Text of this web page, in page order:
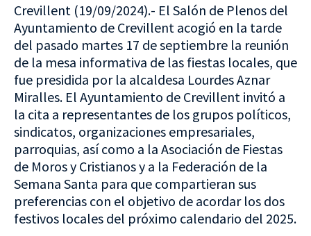
Crevillent (19/09/2024).- El Salón de Plenos del
Ayuntamiento de Crevillent acogió en la tarde
del pasado martes 17 de septiembre la reunión
de la mesa informativa de las fiestas locales, que
fue presidida por la alcaldesa Lourdes Aznar
Miralles. El Ayuntamiento de Crevillent invitó a
la cita a representantes de los grupos políticos,
sindicatos, organizaciones empresariales,
parroquias, así como a la Asociación de Fiestas
de Moros y Cristianos y a la Federación de la
Semana Santa para que compartieran sus
preferencias con el objetivo de acordar los dos
festivos locales del próximo calendario del 2025.